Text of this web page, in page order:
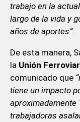
trabajo en la
largo de la vida y
años de aportes”.
De esta manera,
la Unión
comunicado que
tiene un impacto
aproximadamente
trabajadoras